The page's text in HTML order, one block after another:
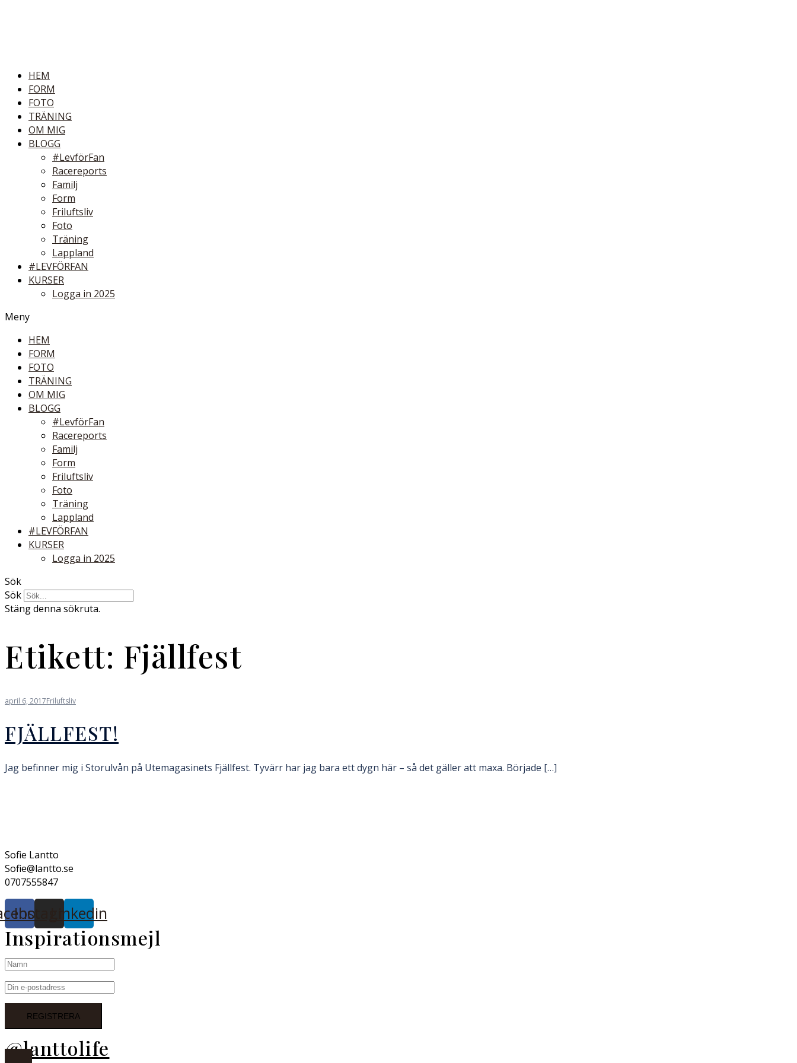
HEM
FORM
FOTO
TRÄNING
OM MIG
BLOGG
#LevförFan
Racereports
Familj
Form
Friluftsliv
Foto
Träning
Lappland
#LEVFÖRFAN
KURSER
Logga in 2025
Meny
HEM
FORM
FOTO
TRÄNING
OM MIG
BLOGG
#LevförFan
Racereports
Familj
Form
Friluftsliv
Foto
Träning
Lappland
#LEVFÖRFAN
KURSER
Logga in 2025
Sök
Sök
Stäng denna sökruta.
Etikett: Fjällfest
april 6, 2017Friluftsliv
FJÄLLFEST!
Jag befinner mig i Storulvån på Utemagasinets Fjällfest. Tyvärr har jag bara ett dygn här – så det gäller att maxa. Började […]
Sofie Lantto
Sofie@lantto.se
0707555847
InstagramLinkedin
Inspirationsmejl
@lanttolife